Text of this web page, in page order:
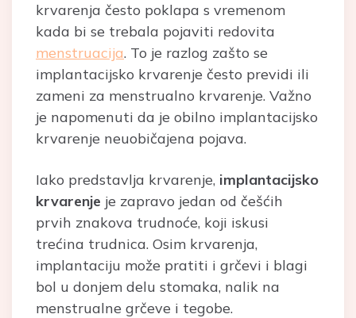
krvarenja često poklapa s vremenom
kada bi se trebala pojaviti redovita
menstruacija. To je razlog zašto se
implantacijsko krvarenje često previdi ili
zameni za menstrualno krvarenje. Važno
je napomenuti da je obilno implantacijsko
krvarenje neuobičajena pojava.
Iako predstavlja krvarenje, implantacijsko
krvarenje je zapravo jedan od češćih
prvih znakova trudnoće, koji iskusi
trećina trudnica. Osim krvarenja,
implantaciju može pratiti i grčevi i blagi
bol u donjem delu stomaka, nalik na
menstrualne grčeve i tegobe.